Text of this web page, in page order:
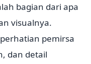
bagian dari apa
visualnya.
pemirsa
dan detail